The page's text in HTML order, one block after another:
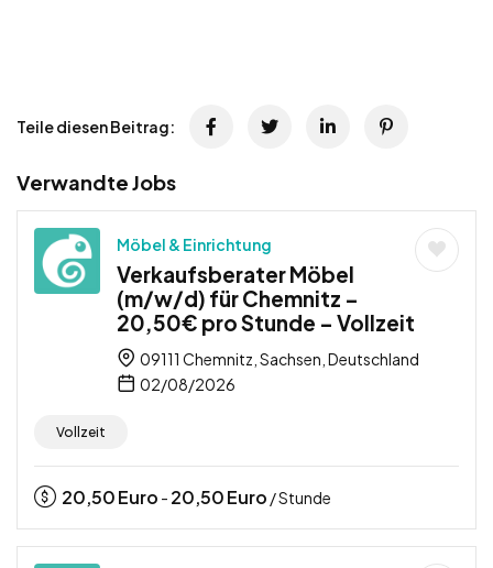
Teile diesen Beitrag:
Verwandte Jobs
Möbel & Einrichtung
Verkaufsberater Möbel
(m/w/d) für Chemnitz –
20,50€ pro Stunde – Vollzeit
09111 Chemnitz, Sachsen, Deutschland
02/08/2026
Vollzeit
20,50Euro - 20,50Euro / Stunde